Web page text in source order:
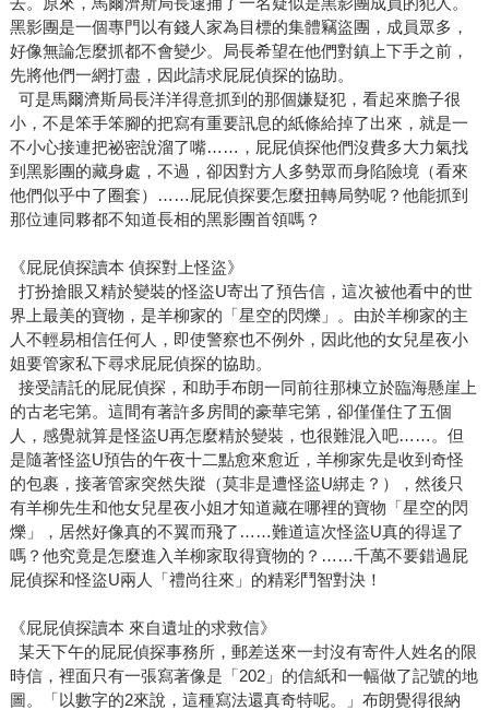
黑影團是一個專門以有錢人家為目標的集體竊盜團，成員眾多，
好像無論怎麼抓都不會變少。局長希望在他們對鎮上下手之前，
先將他們一網打盡，因此請求屁屁偵探的協助。
可是馬爾濟斯局長洋洋得意抓到的那個嫌疑犯，看起來膽子很
小，不是笨手笨腳的把寫有重要訊息的紙條給掉了出來，就是一
不小心接連把祕密說溜了嘴……，屁屁偵探他們沒費多大力氣找
到黑影團的藏身處，不過，卻因對方人多勢眾而身陷險境（看來
他們似乎中了圈套）……屁屁偵探要怎麼扭轉局勢呢？他能抓到
那位連同夥都不知道長相的黑影團首領嗎？
《屁屁偵探讀本 偵探對上怪盜》
打扮搶眼又精於變裝的怪盜U寄出了預告信，這次被他看中的世
界上最美的寶物，是羊柳家的「星空的閃爍」。由於羊柳家的主
人不輕易相信任何人，即使警察也不例外，因此他的女兒星夜小
姐要管家私下尋求屁屁偵探的協助。
接受請託的屁屁偵探，和助手布朗一同前往那棟立於臨海懸崖上
的古老宅第。這間有著許多房間的豪華宅第，卻僅僅住了五個
人，感覺就算是怪盜U再怎麼精於變裝，也很難混入吧……。但
是隨著怪盜U預告的午夜十二點愈來愈近，羊柳家先是收到奇怪
的包裹，接著管家突然失蹤（莫非是遭怪盜U綁走？），然後只
有羊柳先生和他女兒星夜小姐才知道藏在哪裡的寶物「星空的閃
爍」，居然好像真的不翼而飛了……難道這次怪盜U真的得逞了
嗎？他究竟是怎麼進入羊柳家取得寶物的？……千萬不要錯過屁
屁偵探和怪盜U兩人「禮尚往來」的精彩鬥智對決！
《屁屁偵探讀本 來自遺址的求救信》
某天下午的屁屁偵探事務所，郵差送來一封沒有寄件人姓名的限
時信，裡面只有一張寫著像是「202」的信紙和一幅做了記號的地
圖。「以數字的2來說，這種寫法還真奇特呢。」布朗覺得很納